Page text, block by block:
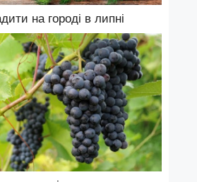
на городі в липні